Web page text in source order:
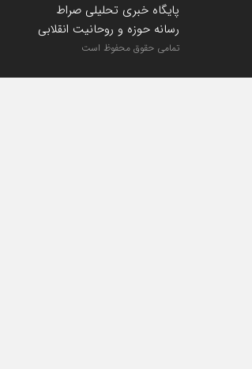
پایگاه خبری تحلیلی صراط
رسانه حوزه و روحانیت انقلابی
تمامی حقوق محفوظ است